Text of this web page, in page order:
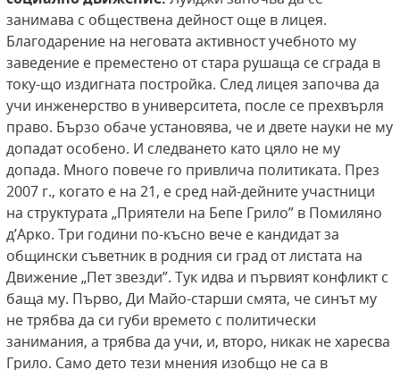
занимава с обществена дейност още в лицея.
Благодарение на неговата активност учебното му
заведение е преместено от стара рушаща се сграда в
току-що издигната постройка. След лицея започва да
учи инженерство в университета, после се прехвърля
право. Бързо обаче установява, че и двете науки не му
допадат особено. И следването като цяло не му
допада. Много повече го привлича политиката. През
2007 г., когато е на 21, е сред най-дейните участници
на структурата „Приятели на Бепе Грило” в Помиляно
д’Арко. Три години по-късно вече е кандидат за
общински съветник в родния си град от листата на
Движение „Пет звезди”. Тук идва и първият конфликт с
баща му. Първо, Ди Майо-старши смята, че синът му
не трябва да си губи времето с политически
занимания, а трябва да учи, и, второ, никак не харесва
Грило. Само дето тези мнения изобщо не са в